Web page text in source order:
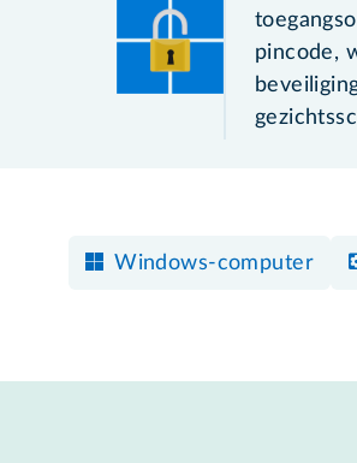
pincode,
Windows-computer